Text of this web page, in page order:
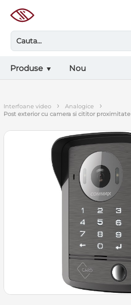
Produse Nou
interfoane video › analogice ›
post exterior cu camera si cititor proximitate